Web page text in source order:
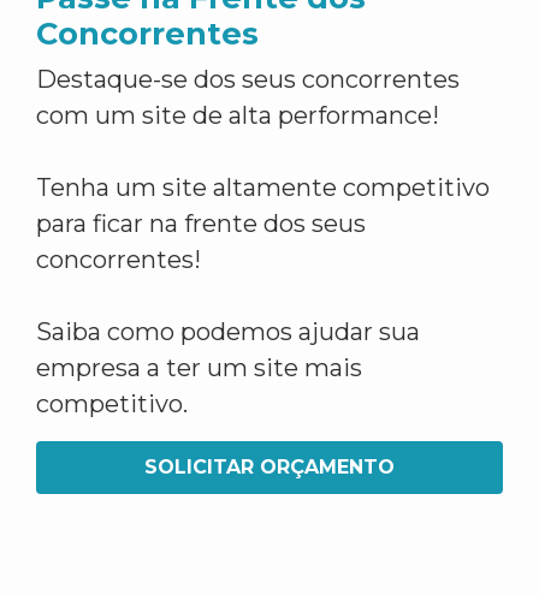
Concorrentes
Destaque-se dos seus concorrentes
com um site de alta performance!
Tenha um site altamente competitivo
para ficar na frente dos seus
concorrentes!
Saiba como podemos ajudar sua
empresa a ter um site mais
competitivo.
SOLICITAR ORÇAMENTO